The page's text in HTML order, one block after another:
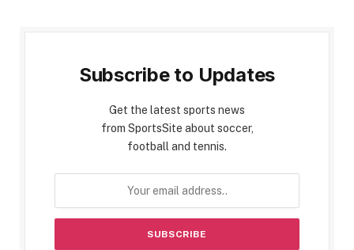
Subscribe to Updates
Get the latest sports news
from SportsSite about soccer,
football and tennis.